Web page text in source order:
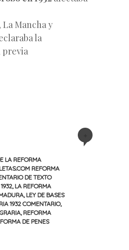
Mancha y
la
previa
LA REFORMA
REFORMA
DE TEXTO
LA REFORMA
LEY DE BASES
1932 COMENTARIO,
REFORMA
DE PENES